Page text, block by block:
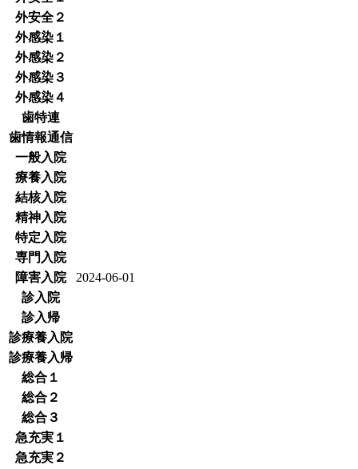
外安全２
外感染１
外感染２
外感染３
外感染４
歯特連
歯情報通信
一般入院
療養入院
結核入院
精神入院
特定入院
専門入院
障害入院
2024-06-01
診入院
診入帰
診療養入院
診療養入帰
総合１
総合２
総合３
急充実１
急充実２